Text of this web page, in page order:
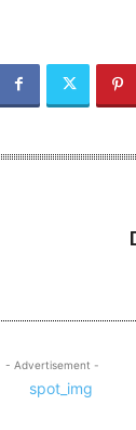
- Advertisement -